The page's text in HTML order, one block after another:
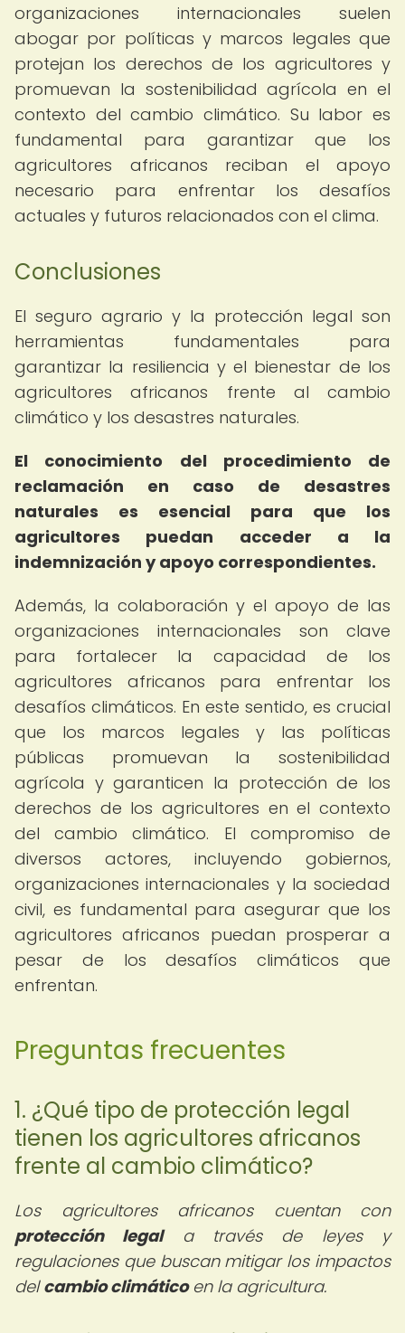
organizaciones internacionales suelen
abogar por políticas y marcos legales que
protejan los derechos de los agricultores y
promuevan la sostenibilidad agrícola en el
contexto del cambio climático. Su labor es
fundamental para garantizar que los
agricultores africanos reciban el apoyo
necesario para enfrentar los desafíos
actuales y futuros relacionados con el clima.
Conclusiones
El seguro agrario y la protección legal son
herramientas fundamentales para
garantizar la resiliencia y el bienestar de los
agricultores africanos frente al cambio
climático y los desastres naturales.
El conocimiento del procedimiento de
reclamación en caso de desastres
naturales es esencial para que los
agricultores puedan acceder a la
indemnización y apoyo correspondientes.
Además, la colaboración y el apoyo de las
organizaciones internacionales son clave
para fortalecer la capacidad de los
agricultores africanos para enfrentar los
desafíos climáticos. En este sentido, es crucial
que los marcos legales y las políticas
públicas promuevan la sostenibilidad
agrícola y garanticen la protección de los
derechos de los agricultores en el contexto
del cambio climático. El compromiso de
diversos actores, incluyendo gobiernos,
organizaciones internacionales y la sociedad
civil, es fundamental para asegurar que los
agricultores africanos puedan prosperar a
pesar de los desafíos climáticos que
enfrentan.
Preguntas frecuentes
1. ¿Qué tipo de protección legal
tienen los agricultores africanos
frente al cambio climático?
Los agricultores africanos cuentan con
protección legala través de leyes y
regulaciones que buscan mitigar los impactos
delcambio climáticoen la agricultura.